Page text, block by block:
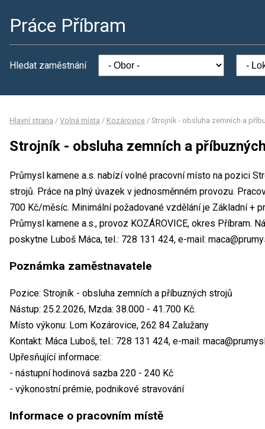
Práce Příbram
Hledat zaměstnání
Hlavní strana / Volná místa / Kozárovice / Strojník - obsluha zemních a
Strojník - obsluha zemních a
Průmysl kamene a.s. nabízí volné pracovní místo na pozici
strojů. Práce na plný úvazek v jednosměnném provozu.
700 Kč/měsíc. Minimální požadované vzdělání je Základní +
Průmysl kamene a.s., provoz KOZÁROVICE, okres Příbram.
poskytne Luboš Máca, tel.: 728 131 424, e-mail:
Poznámka zaměstnavatele
Pozice: Strojník - obsluha zemních a příbuzných strojů
Nástup: 25.2.2026, Mzda: 38.000 - 41.700 Kč.
Místo výkonu: Lom Kozárovice, 262 84 Zalužany
Kontakt: Máca Luboš, tel.: 728 131 424, e-mail:
Upřesňující informace:
- nástupní hodinová sazba 220 - 240 Kč
- výkonostní prémie, podnikové stravování
Informace o pracovním místě